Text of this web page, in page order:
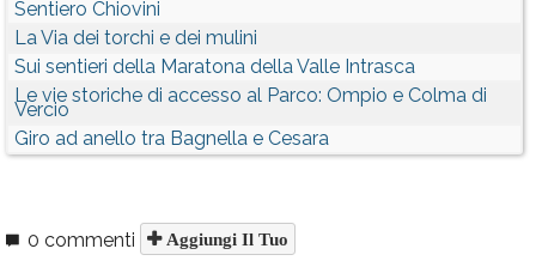
Sentiero Chiovini
La Via dei torchi e dei mulini
Sui sentieri della Maratona della Valle Intrasca
Le vie storiche di accesso al Parco: Ompio e Colma di
Vercio
Giro ad anello tra Bagnella e Cesara
0 commenti Aggiungi Il Tuo